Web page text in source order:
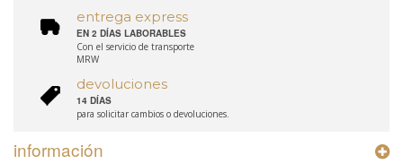
entrega express
EN 2 DÍAS LABORABLES
Con el servicio de transporte
MRW
devoluciones
14 DÍAS
para solicitar cambios o devoluciones.
información